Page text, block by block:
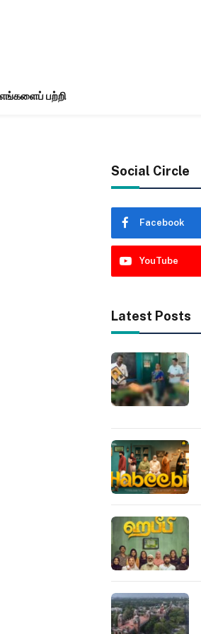
எங்களைப் பற்றி
Social Circle
Facebook
YouTube
Latest Posts